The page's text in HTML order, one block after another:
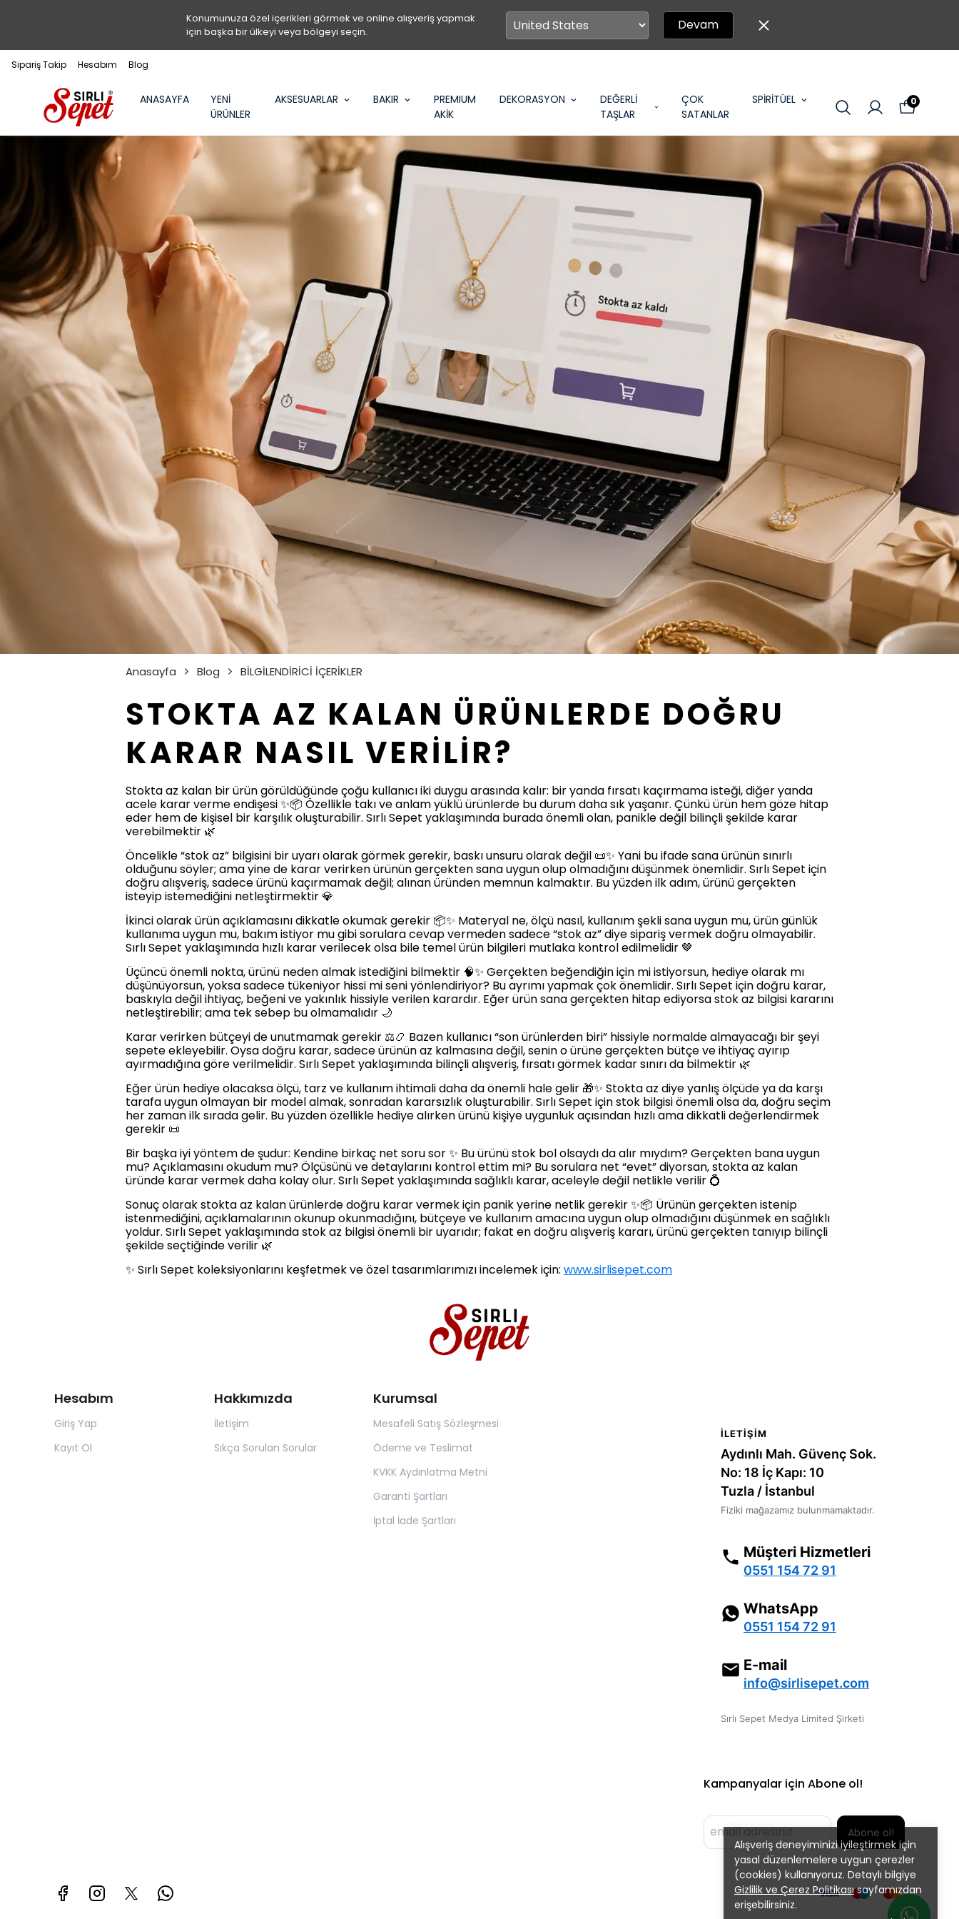
Konumunuza özel içerikleri görmek ve online alışveriş yapmak
için başka bir ülkeyi veya bölgeyi seçin.
Devam
Sipariş Takip Hesabım Blog
ANASAYFA
YENİ
ÜRÜNLER
AKSESUARLAR BAKIR
PREMIUM
AKİK
DEKORASYON
DEĞERLİ
TAŞLAR
ÇOK
SATANLAR
SPİRİTÜEL 0
Alışveriş deneyiminizi iyileştirmek için
yasal düzenlemelere uygun çerezler
(cookies) kullanıyoruz. Detaylı bilgiye
Gizlilik ve Çerez Politikasısayfamızdan
erişebilirsiniz.
Anasayfa Blog BİLGİLENDİRİCİ İÇERİKLER
STOKTA AZ KALAN ÜRÜNLERDE DOĞRU
KARAR NASIL VERİLİR?
Stokta az kalan bir ürün görüldüğünde çoğu kullanıcı iki duygu arasında kalır: bir yanda fırsatı kaçırmama isteği, diğer yanda
acele karar verme endişesi ✨📦 Özellikle takı ve anlam yüklü ürünlerde bu durum daha sık yaşanır. Çünkü ürün hem göze hitap
eder hem de kişisel bir karşılık oluşturabilir. Sırlı Sepet yaklaşımında burada önemli olan, panikle değil bilinçli şekilde karar
verebilmektir 🌿
Öncelikle “stok az” bilgisini bir uyarı olarak görmek gerekir, baskı unsuru olarak değil 📜✨ Yani bu ifade sana ürünün sınırlı
olduğunu söyler; ama yine de karar verirken ürünün gerçekten sana uygun olup olmadığını düşünmek önemlidir. Sırlı Sepet için
doğru alışveriş, sadece ürünü kaçırmamak değil; alınan üründen memnun kalmaktır. Bu yüzden ilk adım, ürünü gerçekten
isteyip istemediğini netleştirmektir 💎
İkinci olarak ürün açıklamasını dikkatle okumak gerekir 📦✨ Materyal ne, ölçü nasıl, kullanım şekli sana uygun mu, ürün günlük
kullanıma uygun mu, bakım istiyor mu gibi sorulara cevap vermeden sadece “stok az” diye sipariş vermek doğru olmayabilir.
Sırlı Sepet yaklaşımında hızlı karar verilecek olsa bile temel ürün bilgileri mutlaka kontrol edilmelidir 🤎
Üçüncü önemli nokta, ürünü neden almak istediğini bilmektir 🧠✨ Gerçekten beğendiğin için mi istiyorsun, hediye olarak mı
düşünüyorsun, yoksa sadece tükeniyor hissi mi seni yönlendiriyor? Bu ayrımı yapmak çok önemlidir. Sırlı Sepet için doğru karar,
baskıyla değil ihtiyaç, beğeni ve yakınlık hissiyle verilen karardır. Eğer ürün sana gerçekten hitap ediyorsa stok az bilgisi kararını
netleştirebilir; ama tek sebep bu olmamalıdır 🌙
Karar verirken bütçeyi de unutmamak gerekir ⚖️📿 Bazen kullanıcı “son ürünlerden biri” hissiyle normalde almayacağı bir şeyi
sepete ekleyebilir. Oysa doğru karar, sadece ürünün az kalmasına değil, senin o ürüne gerçekten bütçe ve ihtiyaç ayırıp
ayırmadığına göre verilmelidir. Sırlı Sepet yaklaşımında bilinçli alışveriş, fırsatı görmek kadar sınırı da bilmektir 🌿
Eğer ürün hediye olacaksa ölçü, tarz ve kullanım ihtimali daha da önemli hale gelir 🎁✨ Stokta az diye yanlış ölçüde ya da karşı
tarafa uygun olmayan bir model almak, sonradan kararsızlık oluşturabilir. Sırlı Sepet için stok bilgisi önemli olsa da, doğru seçim
her zaman ilk sırada gelir. Bu yüzden özellikle hediye alırken ürünü kişiye uygunluk açısından hızlı ama dikkatli değerlendirmek
gerekir 📜
Bir başka iyi yöntem de şudur: Kendine birkaç net soru sor ✨ Bu ürünü stok bol olsaydı da alır mıydım? Gerçekten bana uygun
mu? Açıklamasını okudum mu? Ölçüsünü ve detaylarını kontrol ettim mi? Bu sorulara net “evet” diyorsan, stokta az kalan
üründe karar vermek daha kolay olur. Sırlı Sepet yaklaşımında sağlıklı karar, aceleyle değil netlikle verilir 💍
Sonuç olarak stokta az kalan ürünlerde doğru karar vermek için panik yerine netlik gerekir ✨📦 Ürünün gerçekten istenip
istenmediğini, açıklamalarının okunup okunmadığını, bütçeye ve kullanım amacına uygun olup olmadığını düşünmek en sağlıklı
yoldur. Sırlı Sepet yaklaşımında stok az bilgisi önemli bir uyarıdır; fakat en doğru alışveriş kararı, ürünü gerçekten tanıyıp bilinçli
şekilde seçtiğinde verilir 🌿
✨ Sırlı Sepet koleksiyonlarını keşfetmek ve özel tasarımlarımızı incelemek için: www.sirlisepet.com
Hesabım
Giriş Yap
Kayıt Ol
Hakkımızda
İletişim
Sıkça Sorulan Sorular
Kurumsal
Mesafeli Satış Sözleşmesi
Ödeme ve Teslimat
KVKK Aydınlatma Metni
Garanti Şartları
İptal İade Şartları
İLETIŞIM
Aydınlı Mah. Güvenç Sok.
No: 18 İç Kapı: 10
Tuzla / İstanbul
Fiziki mağazamız bulunmamaktadır.
Müşteri Hizmetleri
0551 154 72 91
WhatsApp
0551 154 72 91
E-mail
info@sirlisepet.com
Sırlı Sepet Medya Limited Şirketi
Kampanyalar için Abone ol!
Abone ol!